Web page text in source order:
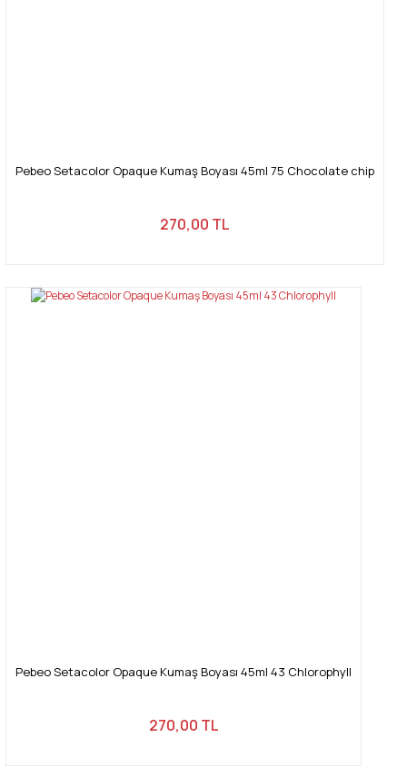
Pebeo Setacolor Opaque Kumaş Boyası 45ml 75 Chocolate chip
270,00 TL
Pebeo Setacolor Opaque Kumaş Boyası 45ml 43 Chlorophyll
270,00 TL